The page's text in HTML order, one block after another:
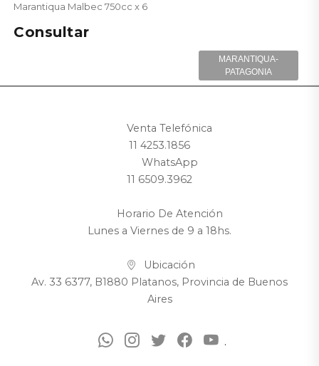
MARANTIQUA-
PATAGONIA
Marantiqua Malbec 750cc x 6
Consultar
Venta Telefónica
11 4253.1856
WhatsApp
11 6509.3962
Horario De Atención
Lunes a Viernes de 9 a 18hs.
Ubicación
Av. 33 6377, B1880 Platanos, Provincia de Buenos
Aires
.